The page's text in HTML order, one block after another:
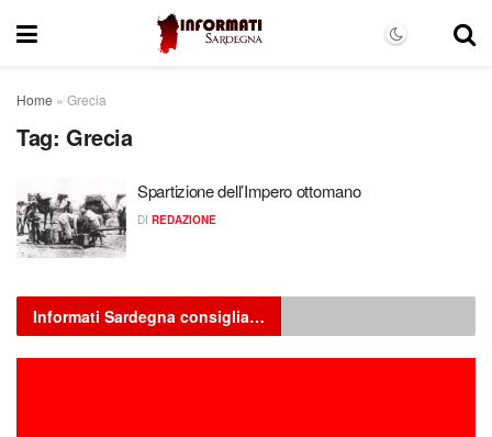
Home » Grecia
Tag: Grecia
Spartizione dell’Impero ottomano
DI REDAZIONE
Informati Sardegna consiglia…